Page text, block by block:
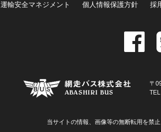
運輸安全マネジメント 個人情報保護方針 採
〒
当サイトの情報、画像等の無断転用を禁止